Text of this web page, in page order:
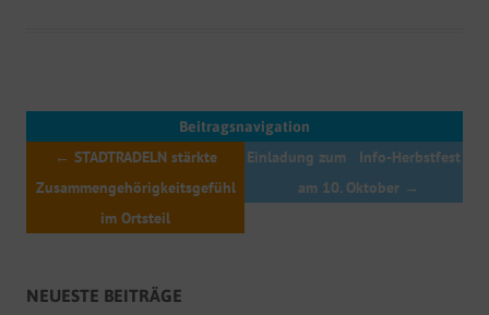
Beitragsnavigation
← STADTRADELN stärkte
Zusammengehörigkeitsgefühl
im Ortsteil
Einladung zum Info-Herbstfest
am 10. Oktober →
NEUESTE BEITRÄGE